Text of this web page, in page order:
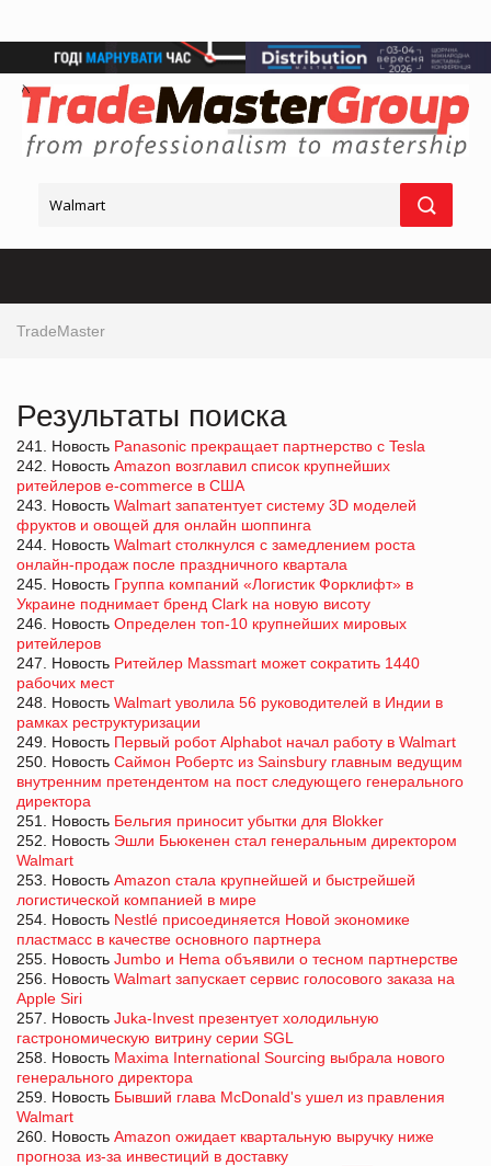
TradeMaster
Результаты поиска
241. Новость Panasonic прекращает партнерство с Tesla
242. Новость Amazon возглавил список крупнейших
ритейлеров e-commerce в США
243. Новость Walmart запатентует систему 3D моделей
фруктов и овощей для онлайн шоппинга
244. Новость Walmart столкнулся с замедлением роста
онлайн-продаж после праздничного квартала
245. Новость Группа компаний «Логистик Форклифт» в
Украине поднимает бренд Clark на новую висоту
246. Новость Определен топ-10 крупнейших мировых
ритейлеров
247. Новость Ритейлер Massmart может сократить 1440
рабочих мест
248. Новость Walmart уволила 56 руководителей в Индии в
рамках реструктуризации
249. Новость Первый робот Alphabot начал работу в Walmart
250. Новость Саймон Робертс из Sainsbury главным ведущим
внутренним претендентом на пост следующего генерального
директора
251. Новость Бельгия приносит убытки для Blokker
252. Новость Эшли Бьюкенен стал генеральным директором
Walmart
253. Новость Amazon стала крупнейшей и быстрейшей
логистической компанией в мире
254. Новость Nestlé присоединяется Новой экономике
пластмасс в качестве основного партнера
255. Новость Jumbo и Hema объявили о тесном партнерстве
256. Новость Walmart запускает сервис голосового заказа на
Apple Siri
257. Новость Juka-Invest презентует холодильную
гастрономическую витрину серии SGL
258. Новость Maxima International Sourcing выбрала нового
генерального директора
259. Новость Бывший глава McDonald's ушел из правления
Walmart
260. Новость Amazon ожидает квартальную выручку ниже
прогноза из-за инвестиций в доставку